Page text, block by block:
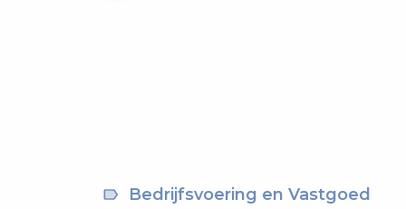
Bedrijfsvoering en Vastgoed